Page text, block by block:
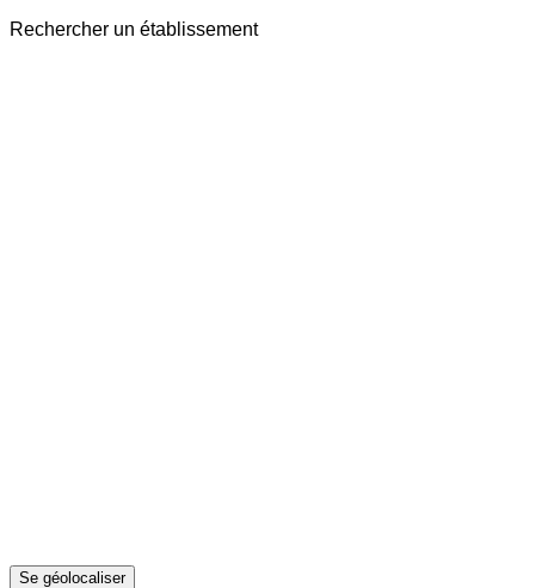
Rechercher un établissement
Se géolocaliser